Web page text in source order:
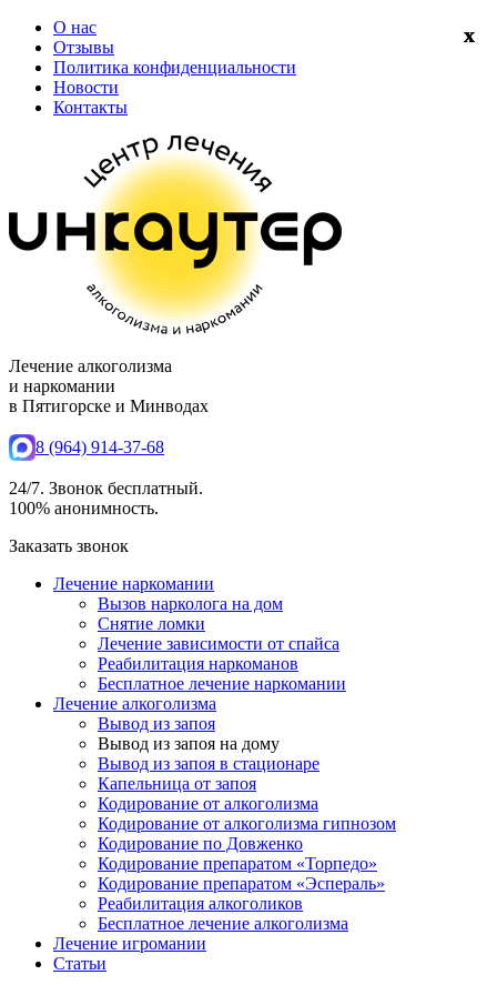
О нас
Отзывы
Политика конфиденциальности
Новости
Контакты
Лечение алкоголизма
и наркомании
в Пятигорске и Минводах
8 (964) 914-37-68
24/7. Звонок бесплатный.
100% анонимность.
Заказать звонок
Лечение наркомании
Вызов нарколога на дом
Снятие ломки
Лечение зависимости от спайса
Реабилитация наркоманов
Бесплатное лечение наркомании
Лечение алкоголизма
Вывод из запоя
Вывод из запоя на дому
Вывод из запоя в стационаре
Капельница от запоя
Кодирование от алкоголизма
Кодирование от алкоголизма гипнозом
Кодирование по Довженко
Кодирование препаратом «Торпедо»
Кодирование препаратом «Эспераль»
Реабилитация алкоголиков
Бесплатное лечение алкоголизма
Лечение игромании
Статьи